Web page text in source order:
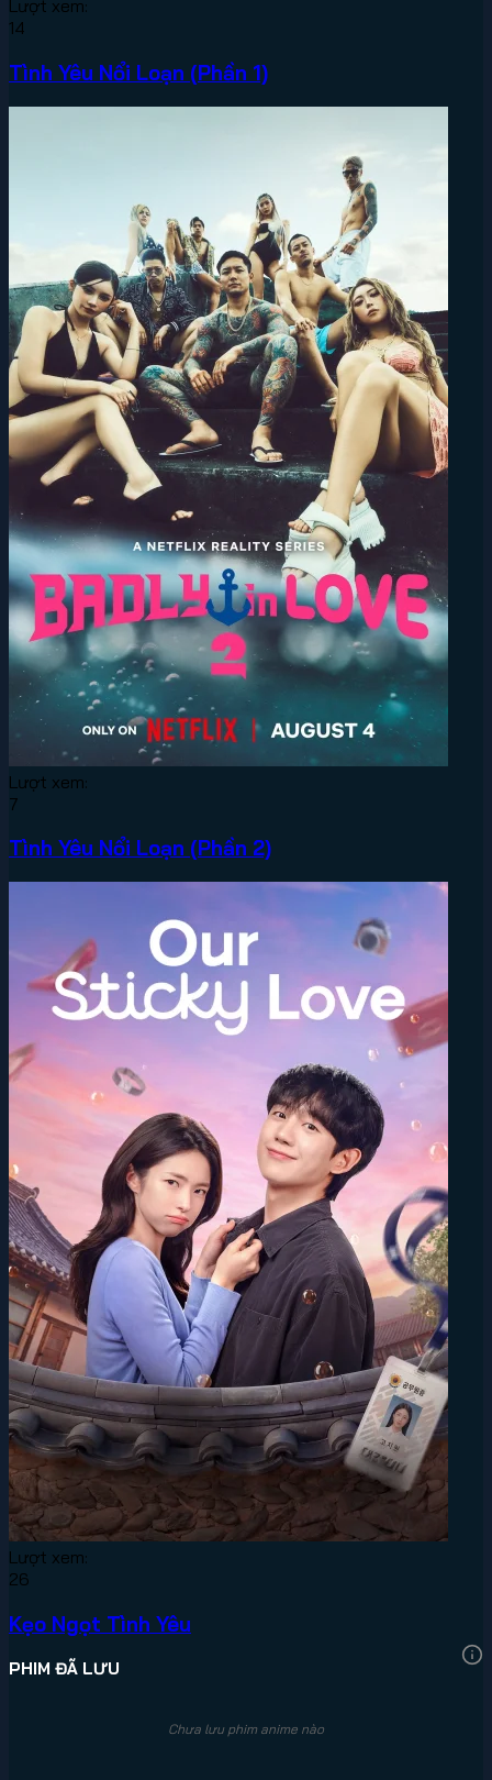
Lượt xem:
14
Tình Yêu Nổi Loạn (Phần 1)
Lượt xem:
7
Tình Yêu Nổi Loạn (Phần 2)
Lượt xem:
26
Kẹo Ngọt Tình Yêu
PHIM ĐÃ LƯU
Chưa lưu phim anime nào